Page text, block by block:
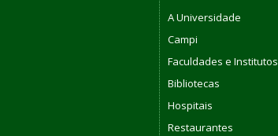
A Universidade
Campi
Faculdades e Institutos
Bibliotecas
Hospitais
Restaurantes